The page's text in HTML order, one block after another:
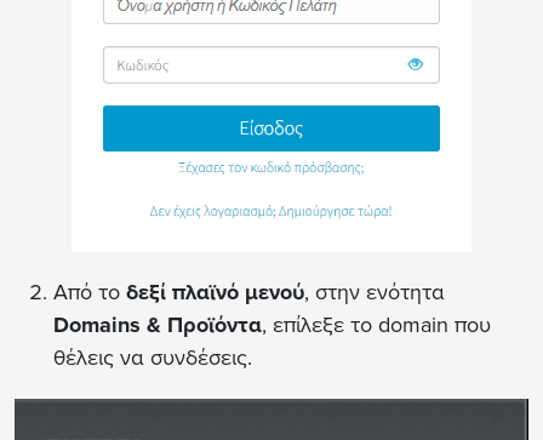
Από το δεξί πλαϊνό μενού, στην ενότητα
Domains & Προϊόντα, επίλεξε το domain που
θέλεις να συνδέσεις.